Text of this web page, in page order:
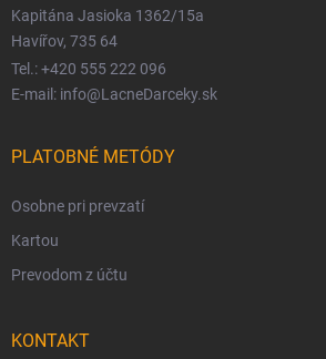
Kapitána Jasioka 1362/15a
Havířov, 735 64
Tel.: +420 555 222 096
E-mail: info@LacneDarceky.sk
PLATOBNÉ METÓDY
Osobne pri prevzatí
Kartou
Prevodom z účtu
KONTAKT